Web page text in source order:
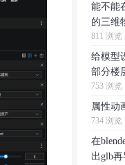
能不能
的三维
811 浏览
给模型
部分楼
753 浏览
属性动
734 浏览
在
出glb